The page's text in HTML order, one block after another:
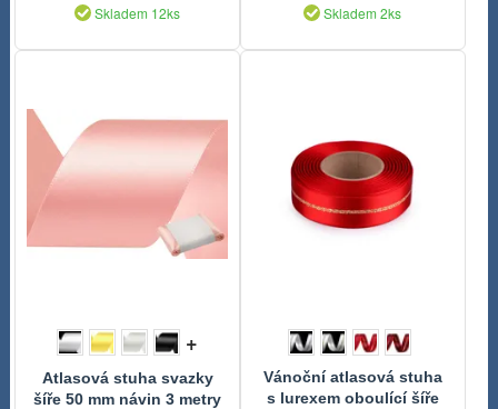
Skladem 12ks Skladem 2ks
+
Atlasová stuha svazky
šíře 50 mm návin 3 metry
Vánoční atlasová stuha
s lurexem oboulící šíře